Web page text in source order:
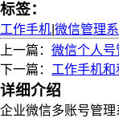
标签：
工作手机 微信管理
上一篇： 微信个人
下一篇： 工作手机
详细介绍
企业微信多账号管